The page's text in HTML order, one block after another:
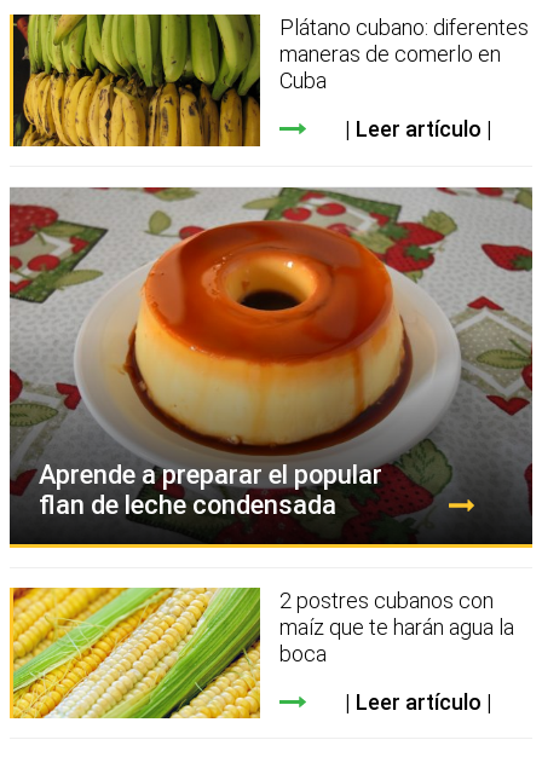
Plátano cubano: diferentes
maneras de comerlo en
Cuba
Leer artículo
Aprende a preparar el popular
flan de leche condensada
2 postres cubanos con
maíz que te harán agua la
boca
Leer artículo